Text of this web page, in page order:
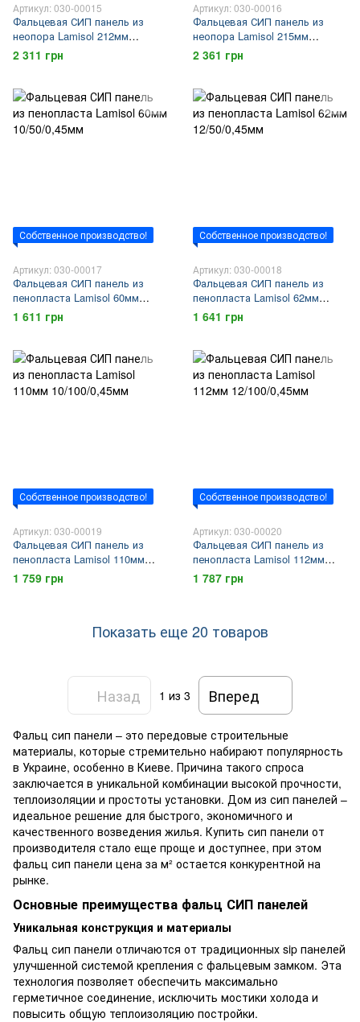
Артикул: 030-00015
Фальцевая СИП панель из
неопора Lamisol 212мм
12/200/0,45мм
2 311 грн
Артикул: 030-00016
Фальцевая СИП панель из
неопора Lamisol 215мм
15/200/0,45мм
2 361 грн
Собственное производство!
Артикул: 030-00017
Фальцевая СИП панель из
пенопласта Lamisol 60мм
10/50/0,45мм
1 611 грн
Собственное производство!
Артикул: 030-00018
Фальцевая СИП панель из
пенопласта Lamisol 62мм
12/50/0,45мм
1 641 грн
Собственное производство!
Артикул: 030-00019
Фальцевая СИП панель из
пенопласта Lamisol 110мм
10/100/0,45мм
1 759 грн
Собственное производство!
Артикул: 030-00020
Фальцевая СИП панель из
пенопласта Lamisol 112мм
12/100/0,45мм
1 787 грн
Показать еще 20 товаров
Назад 1 из 3 Вперед
Фальц сип панели – это передовые строительные
материалы, которые стремительно набирают популярность
в Украине, особенно в Киеве. Причина такого спроса
заключается в уникальной комбинации высокой прочности,
теплоизоляции и простоты установки. Дом из сип панелей –
идеальное решение для быстрого, экономичного и
качественного возведения жилья. Купить сип панели от
производителя стало еще проще и доступнее, при этом
фальц сип панели цена за м² остается конкурентной на
рынке.
Основные преимущества фальц СИП панелей
Уникальная конструкция и материалы
Фальц сип панели отличаются от традиционных sip панелей
улучшенной системой крепления с фальцевым замком. Эта
технология позволяет обеспечить максимально
герметичное соединение, исключить мостики холода и
повысить общую теплоизоляцию постройки.